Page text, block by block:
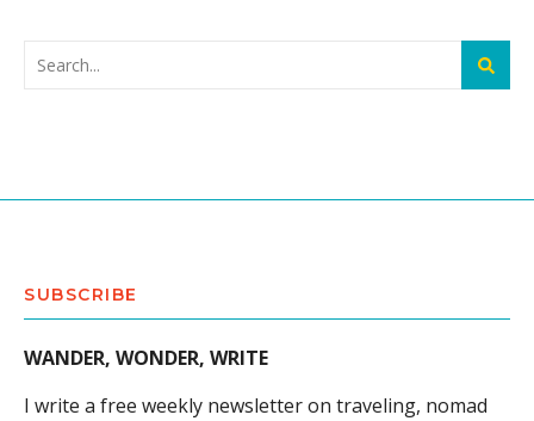
SUBSCRIBE
WANDER, WONDER, WRITE
I write a free weekly newsletter on traveling, nomad